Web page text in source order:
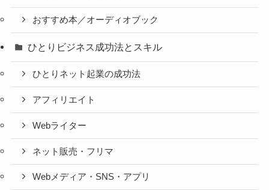
おすすめ本／オーディオブック
ひとりビジネス成功法とスキル
ひとりネット起業の成功法
アフィリエイト
Webライター
ネット販売・フリマ
Webメディア・SNS・アプリ